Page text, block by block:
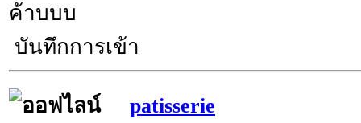
ค้าบบบ
บันทึกการเข้า
patisserie